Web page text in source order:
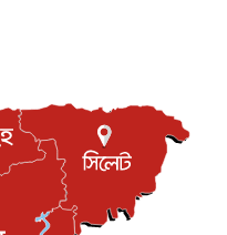
পুনঃস্থাপন করছে মেক্সিকো ও
৮ আগস্ট, ২০২৬
বার্সার কাছে কত চাইল ম্যানসিটি